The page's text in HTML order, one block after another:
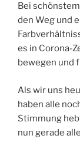
Bei
den Weg und
es in Corona-
bewegen und
Als wir uns
haben alle
Stimmung
nun gerade